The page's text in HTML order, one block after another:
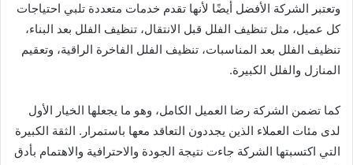
وتعتبر الشركة الأفضل أيضًا لأنها تقدم خدمات متعددة تلبي احتياجات
كل عميل، مثل تنظيف الفلل قبل الانتقال، تنظيف الفلل بعد البناء،
تنظيف الفلل بعد المناسبات، تنظيف الفلل الفاخرة الراقية، وتعقيم
المنازل والفلل الكبيرة.
كما تضمن الشركة رضا العميل الكامل، وهو ما يجعلها الخيار الأول
لدى مئات العملاء الذين يجددون التعاقد معها باستمرار. الثقة الكبيرة
التي اكتسبتها الشركة جاءت نتيجة الجودة والاحترافية والاهتمام بأدق